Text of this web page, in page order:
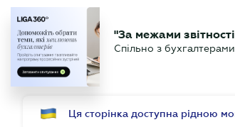
БУХГАЛТЕР Новости
"За межами
Спільно з
Ця сторінка доступна рідною